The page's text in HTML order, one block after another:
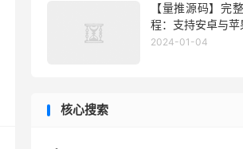
【量推源码】完
程：支持安卓与苹
2024-01-04
核心搜索